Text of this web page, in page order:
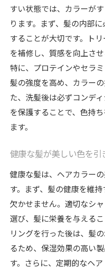
髪の状態を良
髪を傷めずに
ダメージ髪を補修
ダメージから
理想のカラー
髪のダメージ
トリートメン
髪質向上でヘアカ
髪質改善でヘ
美しい髪質が
髪を健康に保
トリートメン
髪を守るため
髪の質を良く
すい状態では、カラーが
ります。まず、髪の内部
することが大切です。ト
を補修し、質感を向上さ
特に、プロテインやセラ
髪の強度を高め、カラー
た、洗髪後は必ずコンデ
を保護することで、色持
ます。
健康な髪が美しい色を引
健康な髪は、ヘアカラー
す。まず、髪の健康を維
欠かせません。適切なシ
選び、髪に栄養を与える
リングを行った後は、髪
るため、保湿効果の高い
す。さらに、定期的なヘ